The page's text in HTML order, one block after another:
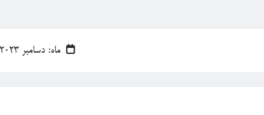
ماه: دسامبر 2023